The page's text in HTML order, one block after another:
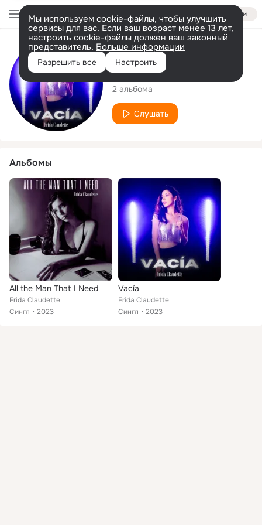
Войти
Мы используем cookie-файлы, чтобы улучшить
сервисы для вас. Если ваш возраст менее 13 лет,
настроить cookie-файлы должен ваш законный
представитель. Больше информации
Разрешить все Настроить
Исполнитель
Frida Claudette
2 альбома
Слушать
Альбомы
All the Man That I Need
Frida Claudette
Сингл
2023
Vacía
Frida Claudette
Сингл
2023